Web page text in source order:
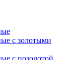
с золотыми
с позолотой